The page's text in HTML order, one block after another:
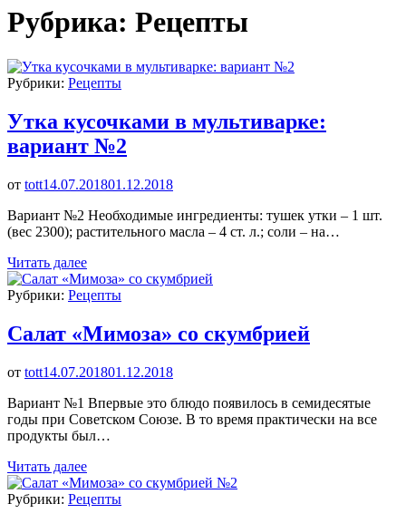
Рубрика: Рецепты
Рубрики: Рецепты
Утка кусочками в мультиварке:
вариант №2
от tott14.07.201801.12.2018
Вариант №2 Необходимые ингредиенты: тушек утки – 1 шт.
(вес 2300); растительного масла – 4 ст. л.; соли – на…
Читать далее
Рубрики: Рецепты
Салат «Мимоза» со скумбрией
от tott14.07.201801.12.2018
Вариант №1 Впервые это блюдо появилось в семидесятые
годы при Советском Союзе. В то время практически на все
продукты был…
Читать далее
Рубрики: Рецепты